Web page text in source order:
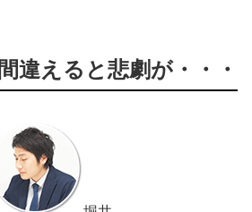
違えると悲劇が・・・